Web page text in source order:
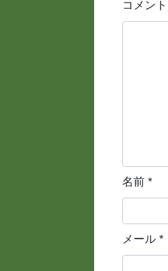
コメント
名前 *
メール *